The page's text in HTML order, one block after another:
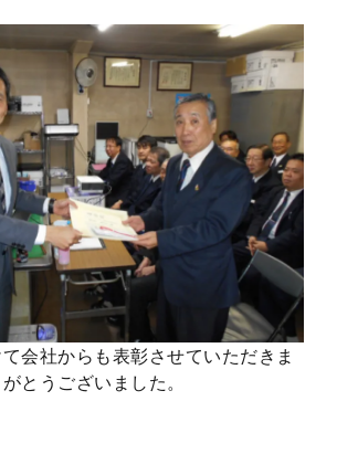
会社からも表彰させていただきま
とうございました。